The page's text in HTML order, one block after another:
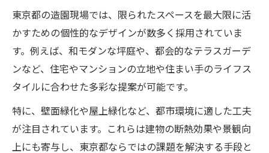
東京都の造園現場では、限られたスペースを最大限に活
かすための個性的なデザインが数多く採用されていま
す。例えば、和モダンな坪庭や、都会的なテラスガーデ
ンなど、住宅やマンションの立地や住まい手のライフス
タイルに合わせた多彩な提案が可能です。
特に、壁面緑化や屋上緑化など、都市環境に適した工夫
が注目されています。これらは建物の断熱効果や景観向
上にも寄与し、東京都ならではの課題を解決する手段と